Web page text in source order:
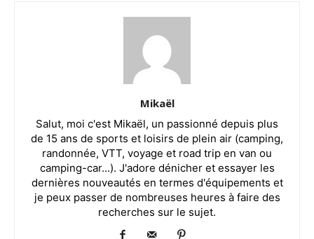
Mikaël
Salut, moi c'est Mikaël, un passionné depuis plus
de 15 ans de sports et loisirs de plein air (camping,
randonnée, VTT, voyage et road trip en van ou
camping-car...). J'adore dénicher et essayer les
dernières nouveautés en termes d'équipements et
je peux passer de nombreuses heures à faire des
recherches sur le sujet.